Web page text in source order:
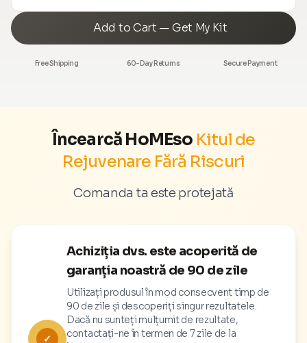
Add to Cart — Get My Kit
Free Shipping 60-Day Returns Secure Payment
Încearcă HoMEso Kitul de
Rejuvenare Fără Riscuri
Comanda ta este protejată
✓
Achiziția dvs. este acoperită de
garanția noastră de 90 de zile
Utilizați produsul în mod consecvent timp de
90 de zile și descoperiți singur rezultatele.
Dacă nu sunteți mulțumit de rezultate,
contactați-ne în termen de 7 zile de la